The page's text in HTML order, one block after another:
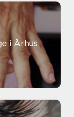
i Århus